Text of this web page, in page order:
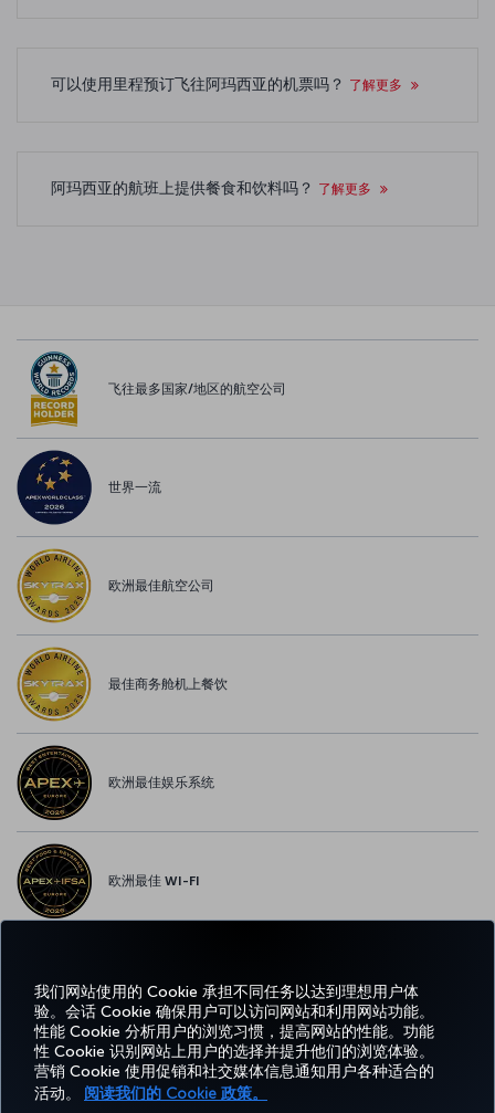
我们网站使用的 Cookie 承担不同任务以达到理想用户体
验。会话 Cookie 确保用户可以访问网站和利用网站功能。
性能 Cookie 分析用户的浏览习惯，提高网站的性能。功能
性 Cookie 识别网站上用户的选择并提升他们的浏览体验。
营销 Cookie 使用促销和社交媒体信息通知用户各种适合的
活动。
阅读我们的 Cookie 政策。
可以使用里程预订飞往阿玛西亚的机票吗？ 了解更多
阿玛西亚的航班上提供餐食和饮料吗？ 了解更多
飞往最多国家/地区的航空公司
世界一流
欧洲最佳航空公司
最佳商务舱机上餐饮
欧洲最佳娱乐系统
欧洲最佳 WI-FI
Facebook
TwitterInstagram
YouTube
领英抖音博客Pinterest
预订
和管
理
体
验
优惠和
目的地
帮
助
Miles&Smiles
CORPORATE
CLUB
AIRLINES